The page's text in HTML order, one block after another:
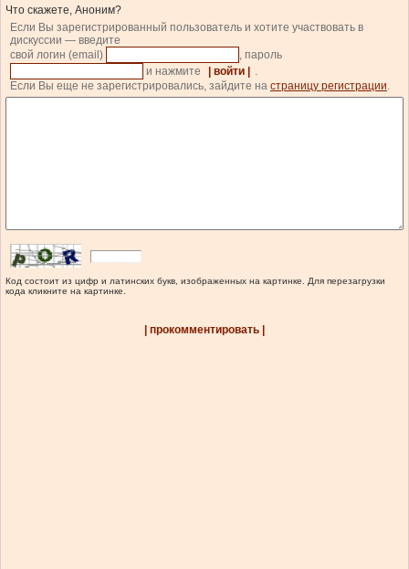
Что скажете, Аноним?
Если Вы зарегистрированный пользователь и хотите участвовать в
дискуссии — введите
свой логин (email)
, пароль
и нажмите
| войти |
.
Если Вы еще не зарегистрировались, зайдите на страницу регистрации.
Код состоит из цифр и латинских букв, изображенных на картинке. Для перезагрузки
кода кликните на картинке.
| прокомментировать |